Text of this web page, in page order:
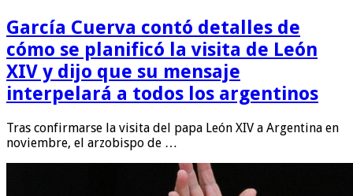
García Cuerva contó detalles de
cómo se planificó la visita de León
XIV y dijo que su mensaje
interpelará a todos los argentinos
Tras confirmarse la visita del papa León XIV a Argentina en
noviembre, el arzobispo de …